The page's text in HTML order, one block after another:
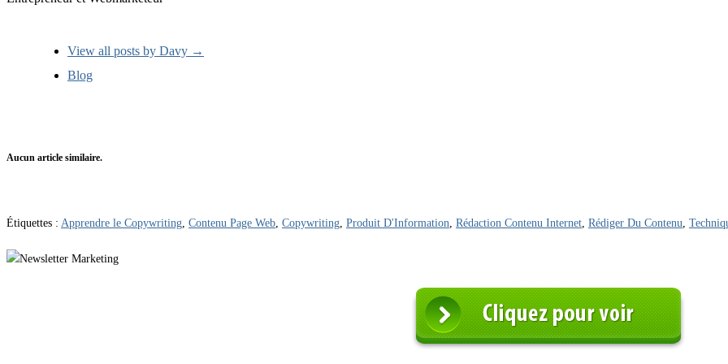
View all posts by Davy →
Blog
Aucun article similaire.
Étiquettes : Apprendre le Copywriting Contenu Page Web Copywriting Produit D'Information Rédaction Contenu Internet Rédiger Du Contenu